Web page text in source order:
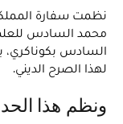
نظمت سفارة
محمد السادس
السادس بكوناكري،
لهذا الصرح الديني.
ونظم هذا الحدث، الذي تميز بحضور وفد من